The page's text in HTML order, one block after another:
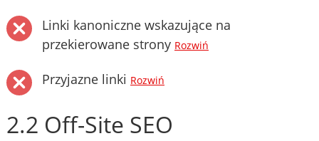
Linki kanoniczne wskazujące na
przekierowane strony Rozwiń
Przyjazne linki Rozwiń
2.2 Off-Site SEO